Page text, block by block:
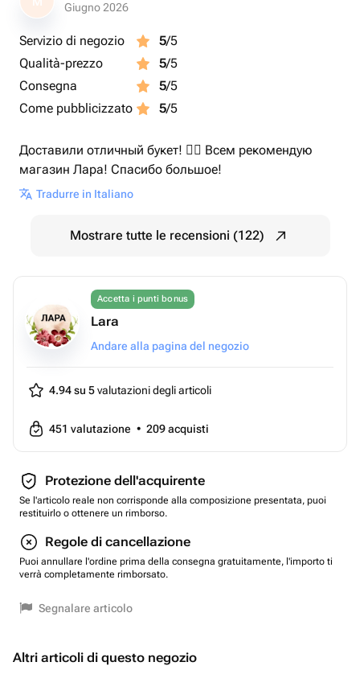
Giugno 2026
Servizio di negozio 5/5
Qualità-prezzo
5/5
Consegna
5/5
Come pubblicizzato
5/5
Доставили отличный букет! 👍🏻 Всем рекомендую
магазин Лара! Спасибо большое!
Tradurre in Italiano
Mostrare tutte le recensioni (122)
Accetta i punti bonus
Lara
Andare alla pagina del negozio
4.94 su 5valutazioni degli articoli
451 valutazione • 209acquisti
Protezione dell'acquirente
Se l'articolo reale non corrisponde alla composizione presentata, puoi
restituirlo o ottenere un rimborso.
Regole di cancellazione
Puoi annullare l'ordine prima della consegna gratuitamente, l'importo ti
verrà completamente rimborsato.
Segnalare articolo
Altri articoli di questo negozio